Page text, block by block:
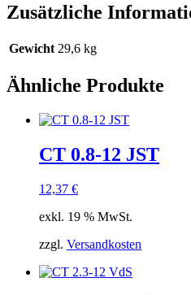
Zusätzliche
Gewicht 29,6 kg
Ähnliche Produkte
CT 0.8-12 JST
12,37 €
exkl. 19 % MwSt.
zzgl. Versandkosten